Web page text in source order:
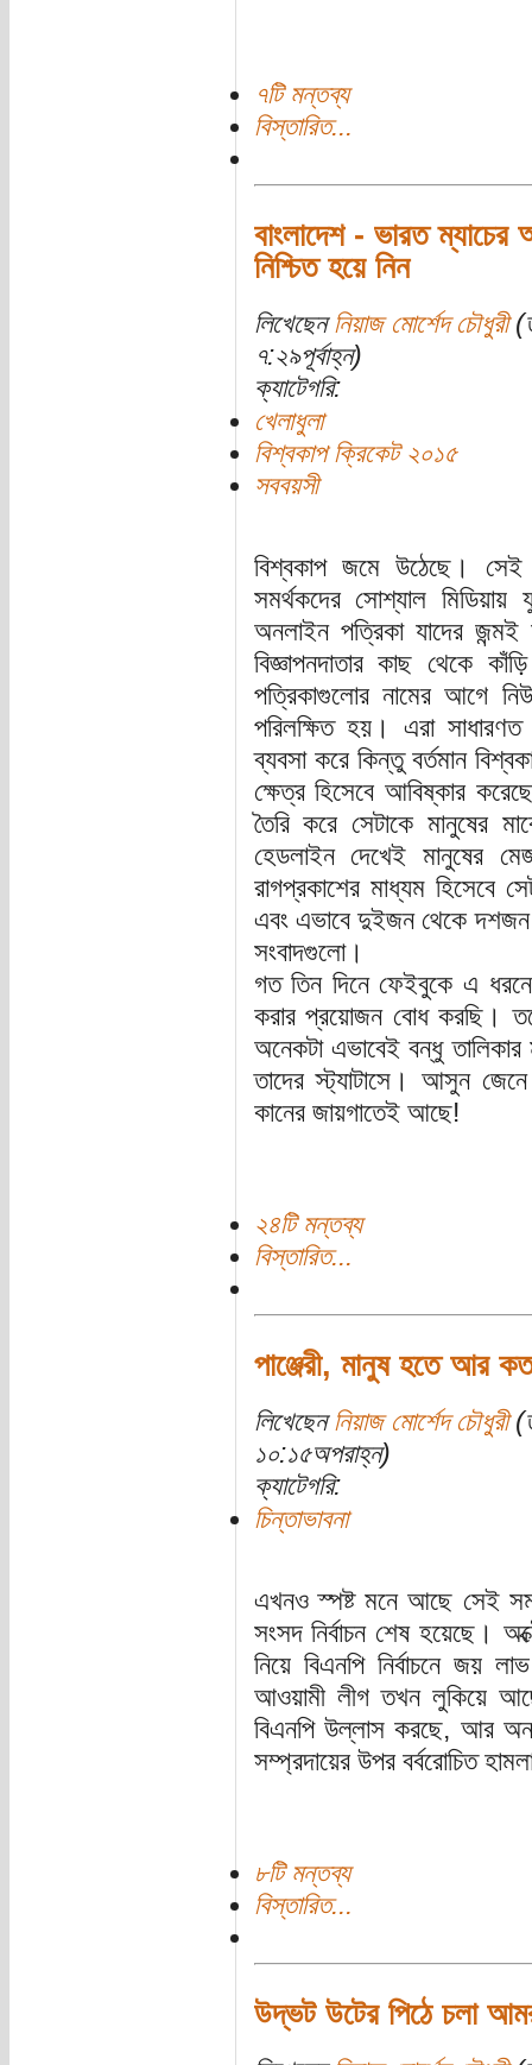
৭টি মন্তব্য
বিস্তারিত...
বাংলাদেশ - ভারত
নিশ্চিত হয়ে নিন
লিখেছেননিয়াজ মোর্শেদ চৌধুরী
৭:২৯পূর্বাহ্ন)
ক্যাটেগরি:
খেলাধুলা
বিশ্বকাপ ক্রিকেট ২০১৫
সববয়সী
বিশ্বকাপ জমে উঠেছে। সেই
সমর্থকদের সোশ্যাল
অনলাইন পত্রিকা যাদের
বিজ্ঞাপনদাতার কাছ থেকে
পত্রিকাগুলোর নামের আগে
পরিলক্ষিত হয়। এরা
ব্যবসা করে কিন্তু বর্তমান
ক্ষেত্র হিসেবে আবিষ্কার
তৈরি করে সেটাকে মানুষের
হেডলাইন দেখেই মানুষের
রাগপ্রকাশের মাধ্যম
এবং এভাবে দুইজন থেকে দশজন
সংবাদগুলো।
গত তিন দিনে ফেইবুকে এ
করার প্রয়োজন বোধ করছি।
অনেকটা এভাবেই বন্ধু
তাদের স্ট্যাটাসে। আসুন
কানের জায়গাতেই আছে!
২৪টি মন্তব্য
বিস্তারিত...
পাঞ্জেরী, মানুষ হতে আর
লিখেছেন নিয়াজ মোর্শেদ চৌধুরী
১০:১৫অপরাহ্ন)
ক্যাটেগরি:
চিন্তাভাবনা
এখনও স্পষ্ট মনে আছে সেই
সংসদ নির্বাচন শেষ হয়েছে।
নিয়ে বিএনপি নির্বাচনে
আওয়ামী লীগ তখন লুকিয়ে
বিএনপি উল্লাস করছে, আর
সম্প্রদায়ের উপর বর্বরোচিত
৮টি মন্তব্য
বিস্তারিত...
উদ্ভট উটের পিঠে চলা